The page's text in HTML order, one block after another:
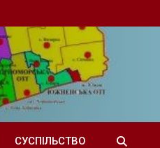
СУСПІЛЬСТВО